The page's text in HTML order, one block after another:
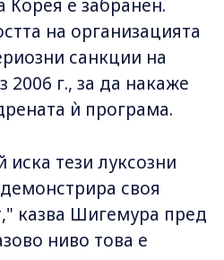
Корея е забранен.
на организацията
санкции на
2006 г., за да накаже
ѝ програма.
тези луксозни
своя
казва Шигемура пред
ниво това е